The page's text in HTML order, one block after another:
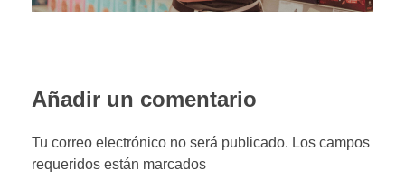
Añadir un comentario
Tu correo electrónico no será publicado. Los campos
requeridos están marcados